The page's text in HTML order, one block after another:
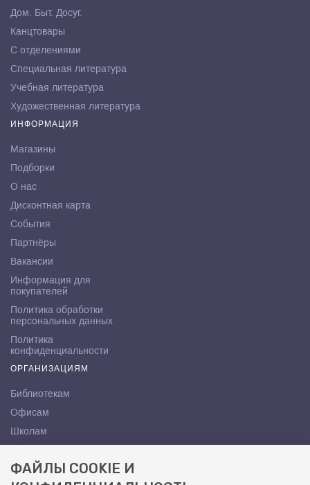
Дом. Быт. Досуг.
Канцтовары
С отделениями
Специальная литература
Учебная литература
Художественная литература
ИНФОРМАЦИЯ
Магазины
Подборки
О нас
Дисконтная карта
События
Партнёры
Вакансии
Информация для
покупателей
Политика обработки
персональных данных
Политика
конфиденциальности
ОРГАНИЗАЦИЯМ
Библиотекам
Офисам
Школам
КОНТАКТЫ
ФАЙЛЫ COOKIE И